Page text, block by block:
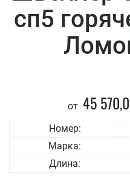
сп5
от 45
Номер:
Марка:
Длина: